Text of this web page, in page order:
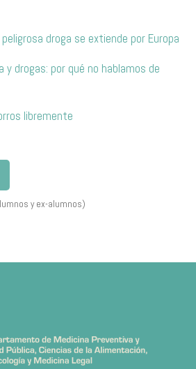
peligrosa droga se extiende por Europa
drogas: por qué no hablamos de
libremente
y ex-alumnos)